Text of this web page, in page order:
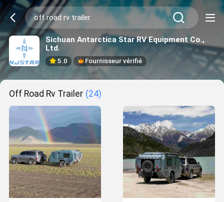
Sichuan Antarctica Star RV Equipment Co.,
Ltd.
5.0 Fournisseur vérifié
Off Road Rv Trailer (24)